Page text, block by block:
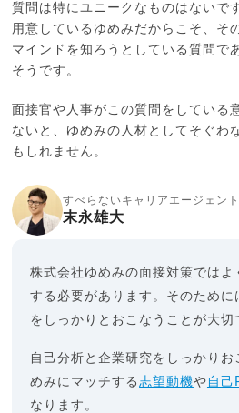
質問は特にユニークなものはないで
用意しているゆめみだからこそ、そ
マインドを知ろうとしている質問で
そうです。
面接官や人事がこの質問をしている
ないと、ゆめみの人材としてそぐわ
もしれません。
すべらないキャリアエージェン
末永雄大
株式会社ゆめみの面接対策ではよ
する必要があります。そのために
をしっかりとおこなうことが大切
自己分析と企業研究をしっかりお
めみにマッチする志望動機や 自己
なります。